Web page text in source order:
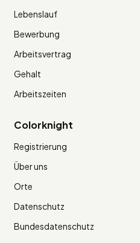
Lebenslauf
Bewerbung
Arbeitsvertrag
Gehalt
Arbeitszeiten
Colorknight
Registrierung
Über uns
Orte
Datenschutz
Bundesdatenschutz